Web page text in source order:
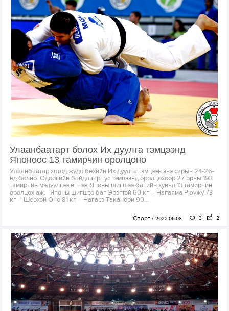
Улаанбаатарт болох Их дуулга тэмцээнд
Японоос 13 тамирчин оролцоно
Улаанбаатар хотод жүдо бөхийн Их дуулга тэмцээн энэ сарын 24-26-
нд болно. Одоогийн байдлаар тус тэмцээнд оролцохоор 27 орны 193
тамирчин мэдүүлгээ өгчээ. Японы шигшээ багийн хувьд 13 тамирчин
оролцох аж. Японы шигшээ баг Эрэгтэй 60 кг – Нагаяма Рюүжү 73
кг – Шёохэй Оно 81 кг – Нагасэ Таканори 90...
Спорт 2022.06.08 3 2